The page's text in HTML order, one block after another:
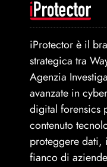
iProtector è il
strategica tra
Agenzia
avanzate in
digital forensics
contenuto
proteggere dati,
fianco di